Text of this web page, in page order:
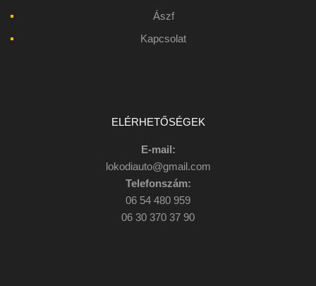
Ászf
Kapcsolat
ELÉRHETŐSÉGEK
E-mail:
lokodiauto@gmail.com
Telefonszám:
06 54 480 959
06 30 370 37 90